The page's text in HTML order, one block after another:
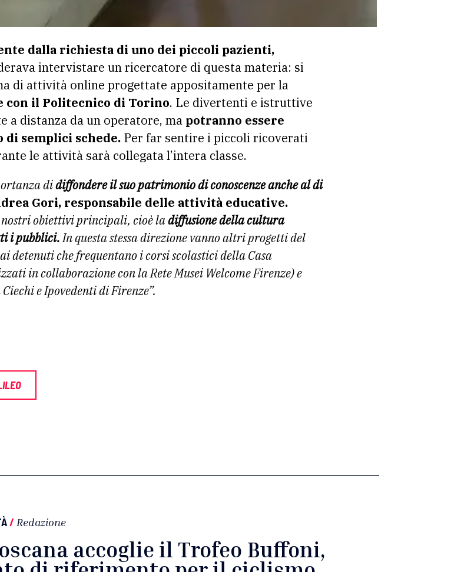
dalla richiesta di uno dei piccoli pazienti,
intervistare un ricercatore di questa materia: si
di attività online progettate appositamente per la
con il Politecnico di Torino. Le divertenti e istruttive
a distanza da un operatore, ma potranno essere
di semplici schede. Per far sentire i piccoli ricoverati
le attività sarà collegata l’intera classe.
didiffondere il suo patrimonio di conoscenze anche al di
Gori, responsabile delle attività educative.
nostri obiettivi principali, cioè ladiffusione della cultura
i pubblici.In questa stessa direzione vanno altri progetti del
detenuti che frequentano i corsi scolastici della Casa
in collaborazione con la Rete Musei Welcome Firenze) e
e Ipovedenti di Firenze”.
/ Redazione
accoglie il Trofeo Buffoni,